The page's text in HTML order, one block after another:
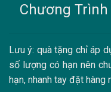
Chương
Lưu ý: quà tặng chỉ áp
số lượng có hạn nên
hạn, nhanh tay đặt hàng